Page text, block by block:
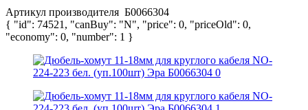
Артикул производителя Б0066304
{ "id": 74521, "canBuy": "N", "price": 0, "priceOld": 0,
"economy": 0, "number": 1 }